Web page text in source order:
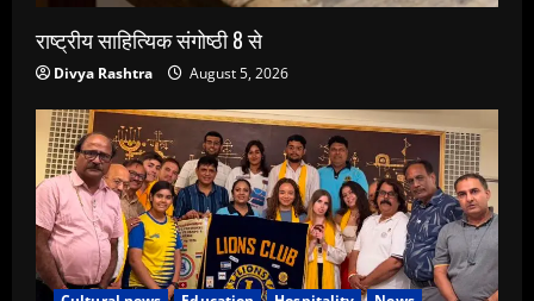
राष्ट्रीय साहित्यिक संगोष्ठी 8 से
Divya Rashtra August 5, 2026